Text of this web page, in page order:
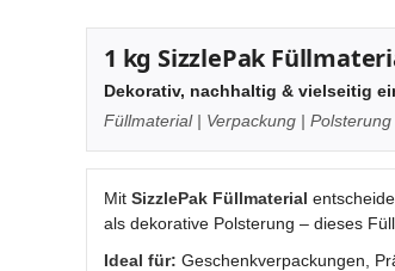
1 kg SizzlePak
Dekorativ, nachhaltig & vielseitig
Füllmaterial | Verpackung |
Mit SizzlePak Füllmaterial
als dekorative Polsterung – dieses
Ideal für: Geschenkverpackungen,